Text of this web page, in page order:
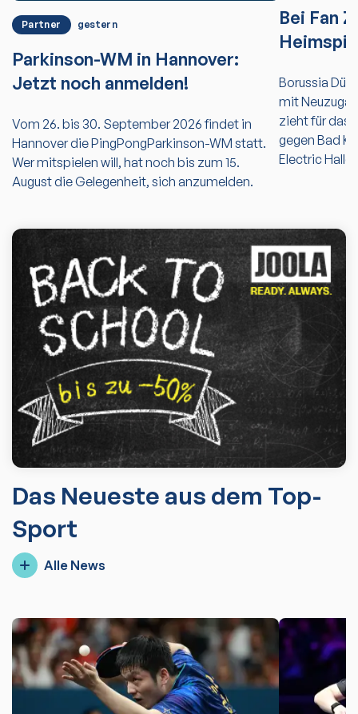
Partner gestern
Parkinson-WM in Hannover:
Jetzt noch anmelden!
Vom 26. bis 30. September 2026 findet in
Hannover die PingPongParkinson-WM statt.
Wer mitspielen will, hat noch bis zum 15.
August die Gelegenheit, sich anzumelden.
Bei Fan
Borussia
mit
zieht für das
gegen Bad
Electric
Das Neueste aus dem Top-
Sport
Alle News